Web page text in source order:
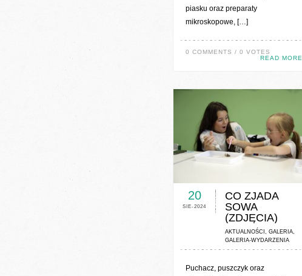
piasku oraz preparaty
mikroskopowe, […]
0 COMMENTS / 0 VOTES
READ MORE
20
SIE-2024
CO ZJADA
SOWA
(ZDJĘCIA)
AKTUALNOŚCI , GALERIA,
GALERIA-WYDARZENIA
Puchacz, puszczyk oraz